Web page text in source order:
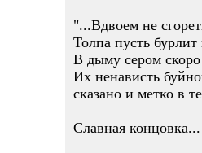
"...Вдвоем не
Толпа пусть бурлит
В дыму сером скоро
Их ненависть
сказано и метко в
Славная концовка...